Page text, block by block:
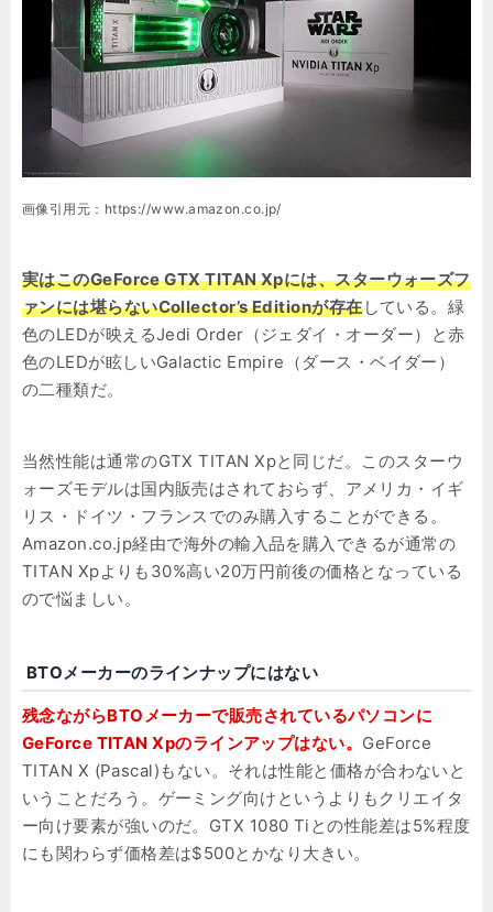
画像引用元：https://www.amazon.co.jp/
実はこのGeForce GTX TITAN Xpには、スターウォーズフ
ァンには堪らないCollector’s Editionが存在している。緑
色のLEDが映えるJedi Order（ジェダイ・オーダー）と赤
色のLEDが眩しいGalactic Empire（ダース・ベイダー）
の二種類だ。
当然性能は通常のGTX TITAN Xpと同じだ。このスターウ
ォーズモデルは国内販売はされておらず、アメリカ・イギ
リス・ドイツ・フランスでのみ購入することができる。
Amazon.co.jp経由で海外の輸入品を購入できるが通常の
TITAN Xpよりも30%高い20万円前後の価格となっている
ので悩ましい。
BTOメーカーのラインナップにはない
残念ながらBTOメーカーで販売されているパソコンに
GeForce TITAN Xpのラインアップはない。 GeForce
TITAN X (Pascal)もない。それは性能と価格が合わないと
いうことだろう。ゲーミング向けというよりもクリエイタ
ー向け要素が強いのだ。GTX 1080 Tiとの性能差は5%程度
にも関わらず価格差は$500とかなり大きい。